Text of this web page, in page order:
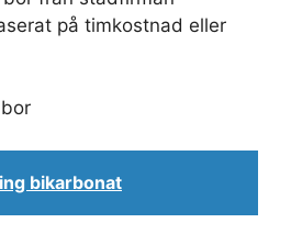
på timkostnad eller
bikarbonat